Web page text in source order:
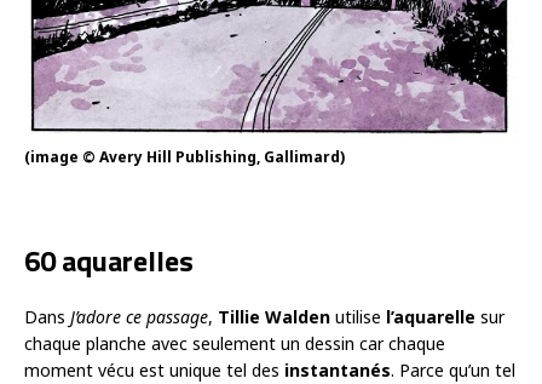
(image © Avery Hill Publishing, Gallimard)
60 aquarelles
Dans J’adore ce passage, Tillie Walden utilise l’aquarelle sur
chaque planche avec seulement un dessin car chaque
moment vécu est unique tel des instantanés. Parce qu’un tel